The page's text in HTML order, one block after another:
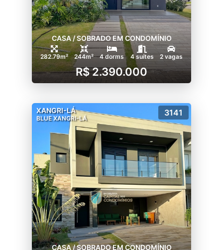
CASA / SOBRADO EM CONDOMÍNIO
282.79m² 244m² 4 dorms 4 suítes 2 vagas
R$ 2.390.000
XANGRI-LÁ
BLUE XANGRI-LÁ
3141
CASA / SOBRADO EM CONDOMÍNIO